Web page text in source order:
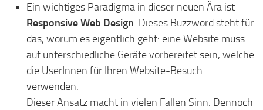
Ein wichtiges Paradigma in dieser neuen Ära ist
Responsive Web Design. Dieses Buzzword steht für
das, worum es eigentlich geht: eine Website muss
auf unterschiedliche Geräte vorbereitet sein, welche
die UserInnen für Ihren Website-Besuch
verwenden.
Dieser Ansatz macht in vielen Fällen Sinn. Dennoch